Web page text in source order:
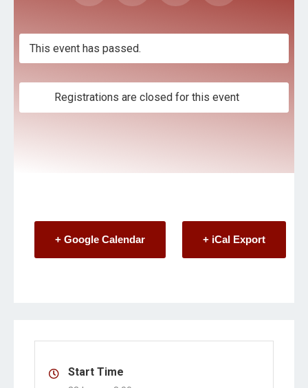
This event has passed.
Registrations are closed for this event
+ Google Calendar + iCal Export
Start Time